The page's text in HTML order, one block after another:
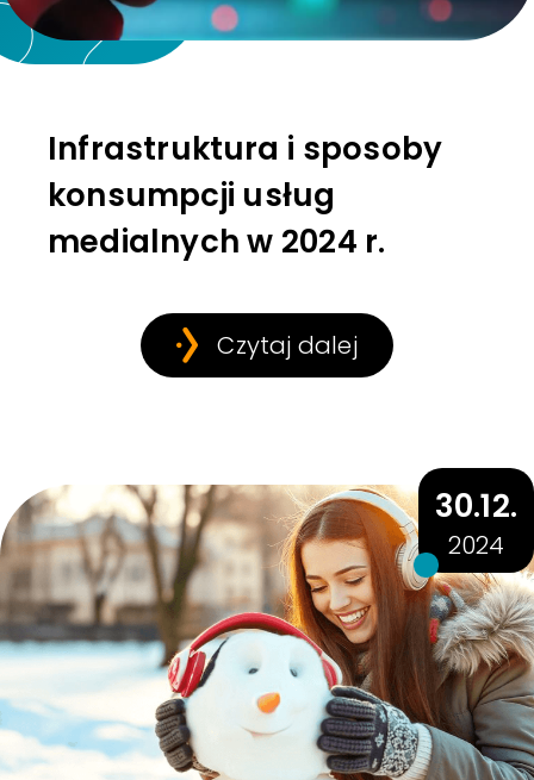
Infrastruktura i sposoby
konsumpcji usług
medialnych w 2024 r.
Czytaj dalej
30.12.
2024